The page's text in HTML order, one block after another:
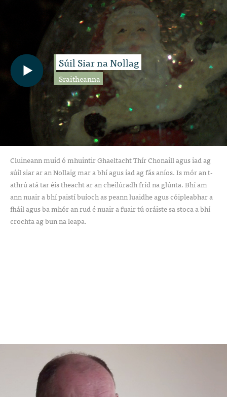
Súil Siar na Nollag
Sraitheanna
Cluineann muid ó mhuintir Ghaeltacht Thír Chonaill agus iad ag
súil siar ar an Nollaig mar a bhí agus iad ag fás aníos. Is mór an t-
athrú atá tar éis theacht ar an cheilúradh fríd na glúnta. Bhí am
ann nuair a bhí paistí buíoch as peann luaidhe agus cóipleabhar a
fháil agus ba mhór an rud é nuair a fuair tú oráiste sa stoca a bhí
crochta ag bun na leapa.